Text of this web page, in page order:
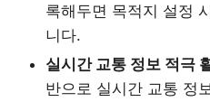
록해두면 목적지 설정
니다.
실시간 교통 정보 적극
반으로 실시간 교통 정